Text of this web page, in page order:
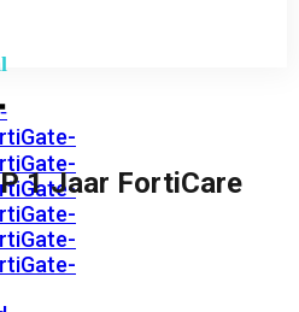
1 Jaar FortiCare